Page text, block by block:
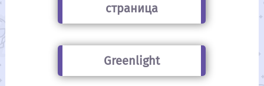
страница
Greenlight